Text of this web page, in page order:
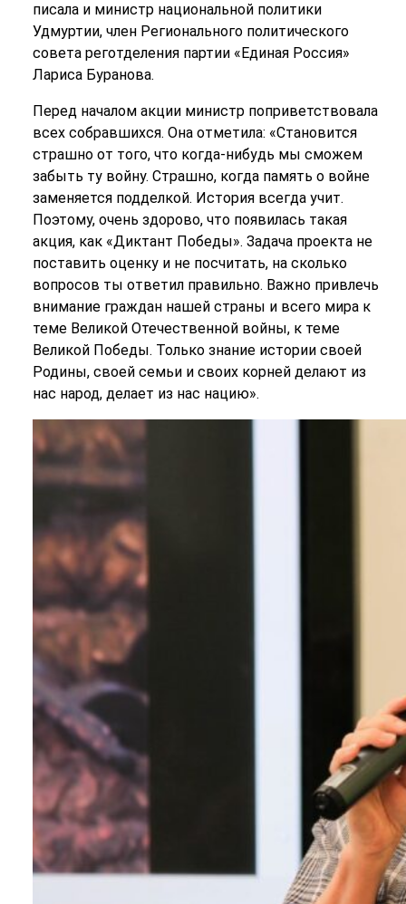
писала и министр национальной политики
Удмуртии, член Регионального политического
совета реготделения партии «Единая Россия»
Лариса Буранова.
Перед началом акции министр поприветствовала
всех собравшихся. Она отметила: «Становится
страшно от того, что когда-нибудь мы сможем
забыть ту войну. Страшно, когда память о войне
заменяется подделкой. История всегда учит.
Поэтому, очень здорово, что появилась такая
акция, как «Диктант Победы». Задача проекта не
поставить оценку и не посчитать, на сколько
вопросов ты ответил правильно. Важно привлечь
внимание граждан нашей страны и всего мира к
теме Великой Отечественной войны, к теме
Великой Победы. Только знание истории своей
Родины, своей семьи и своих корней делают из
нас народ, делает из нас нацию».